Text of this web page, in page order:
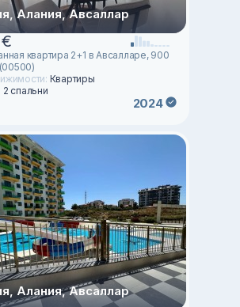
Алания, Авсаллар
квартира 2+1 в Авсалларе, 900
Квартиры
2 спальни
2024
Алания, Авсаллар